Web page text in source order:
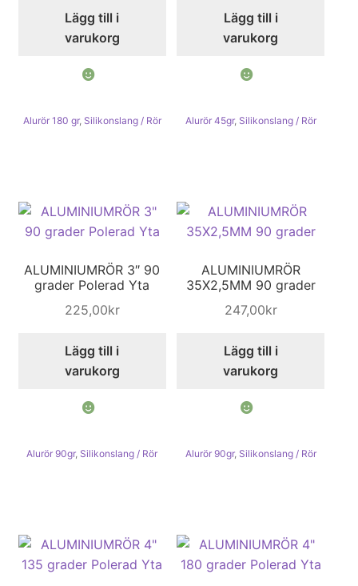
Lägg till i
varukorg
Alurör 180 gr, Silikonslang / Rör
Lägg till i
varukorg
Alurör 45gr, Silikonslang / Rör
ALUMINIUMRÖR 3″ 90
grader Polerad Yta
225,00kr
Lägg till i
varukorg
Alurör 90gr, Silikonslang / Rör
ALUMINIUMRÖR
35X2,5MM 90 grader
247,00kr
Lägg till i
varukorg
Alurör 90gr, Silikonslang / Rör